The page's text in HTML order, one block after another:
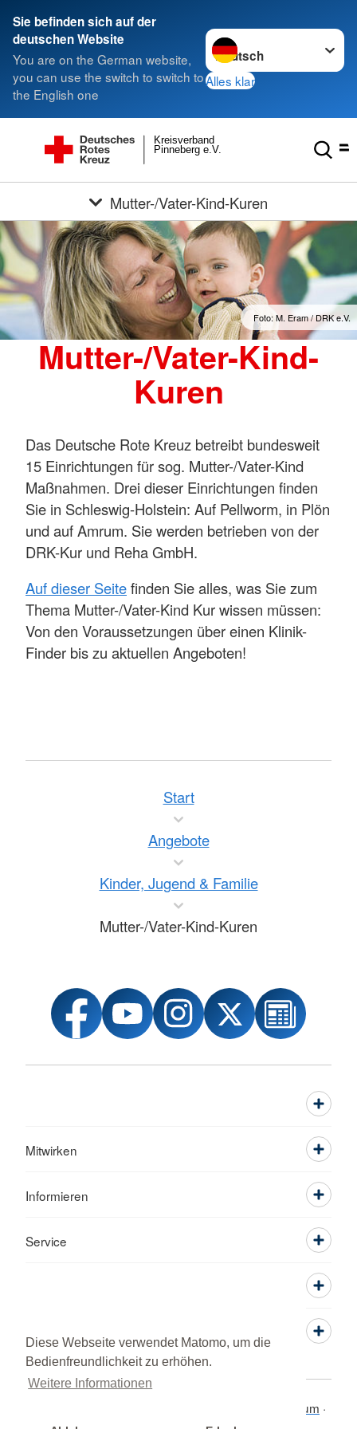
Diese Webseite verwendet Matomo, um die
Bedienfreundlichkeit zu erhöhen.
Weitere Informationen
Sie befinden sich auf der
deutschen Website
You are on the German website,
you can use the switch to switch to
the English one
Sprache wechseln zu
Alles klar
Pinneberg e.V.
Kreisverband
Mutter-/Vater-Kind-Kuren
Foto: M. Eram / DRK e.V.
Mutter-/Vater-Kind-
Kuren
Das Deutsche Rote Kreuz betreibt bundesweit
15 Einrichtungen für sog. Mutter-/Vater-Kind
Maßnahmen. Drei dieser Einrichtungen finden
Sie in Schleswig-Holstein: Auf Pellworm, in Plön
und auf Amrum. Sie werden betrieben von der
DRK-Kur und Reha GmbH.
Auf dieser Seitefinden Sie alles, was Sie zum
Thema Mutter-/Vater-Kind Kur wissen müssen:
Von den Voraussetzungen über einen Klinik-
Finder bis zu aktuellen Angeboten!
Start
Angebote
Kinder, Jugend & Familie
Mutter-/Vater-Kind-Kuren
Mitwirken
Informieren
Service
Impressum
© 2026 Kreisverband Pinneberg e.V.